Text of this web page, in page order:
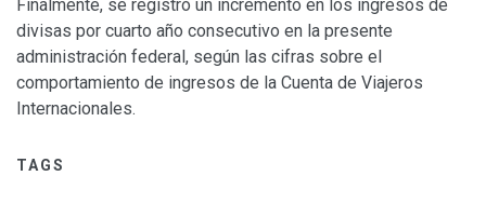
Finalmente, se registró un incremento en los ingresos de
divisas por cuarto año consecutivo en la presente
administración federal, según las cifras sobre el
comportamiento de ingresos de la Cuenta de Viajeros
Internacionales.
TAGS